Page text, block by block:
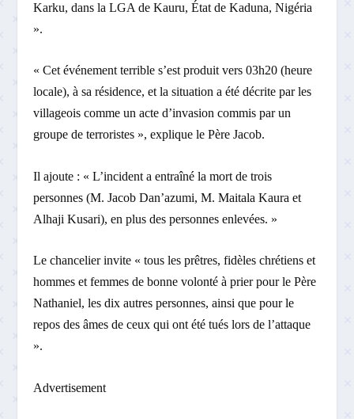
Karku, dans la LGA de Kauru, État de Kaduna, Nigéria
».
« Cet événement terrible s’est produit vers 03h20 (heure
locale), à sa résidence, et la situation a été décrite par les
villageois comme un acte d’invasion commis par un
groupe de terroristes », explique le Père Jacob.
Il ajoute : « L’incident a entraîné la mort de trois
personnes (M. Jacob Dan’azumi, M. Maitala Kaura et
Alhaji Kusari), en plus des personnes enlevées. »
Le chancelier invite « tous les prêtres, fidèles chrétiens et
hommes et femmes de bonne volonté à prier pour le Père
Nathaniel, les dix autres personnes, ainsi que pour le
repos des âmes de ceux qui ont été tués lors de l’attaque
».
Advertisement